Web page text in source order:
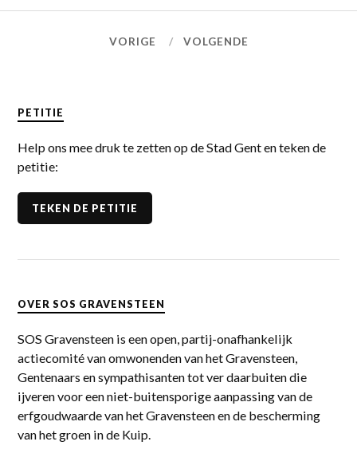
VORIGE VOLGENDE
PETITIE
Help ons mee druk te zetten op de Stad Gent en teken de
petitie:
TEKEN DE PETITIE
OVER SOS GRAVENSTEEN
SOS Gravensteen is een open, partij-onafhankelijk
actiecomité van omwonenden van het Gravensteen,
Gentenaars en sympathisanten tot ver daarbuiten die
ijveren voor een niet-buitensporige aanpassing van de
erfgoudwaarde van het Gravensteen en de bescherming
van het groen in de Kuip.